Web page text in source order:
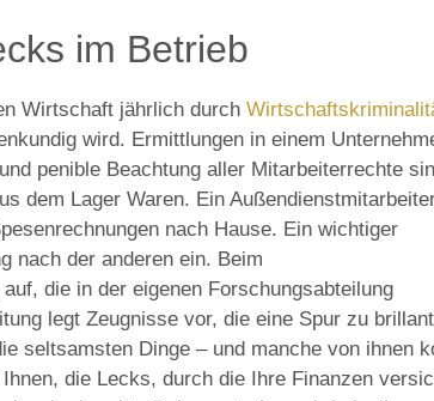
im Betrieb
Wirtschaft jährlich durch
wird. Ermittlungen in einem
penible Beachtung aller Mitarbeiterrechte
dem Lager Waren. Ein
nach Hause. Ein wichtiger
nach der anderen ein. Beim
die in der eigenen Forschungsabteilung
legt Zeugnisse vor, die eine Spur zu
seltsamsten Dinge – und manche von ihnen
die Lecks, durch die Ihre Finanzen